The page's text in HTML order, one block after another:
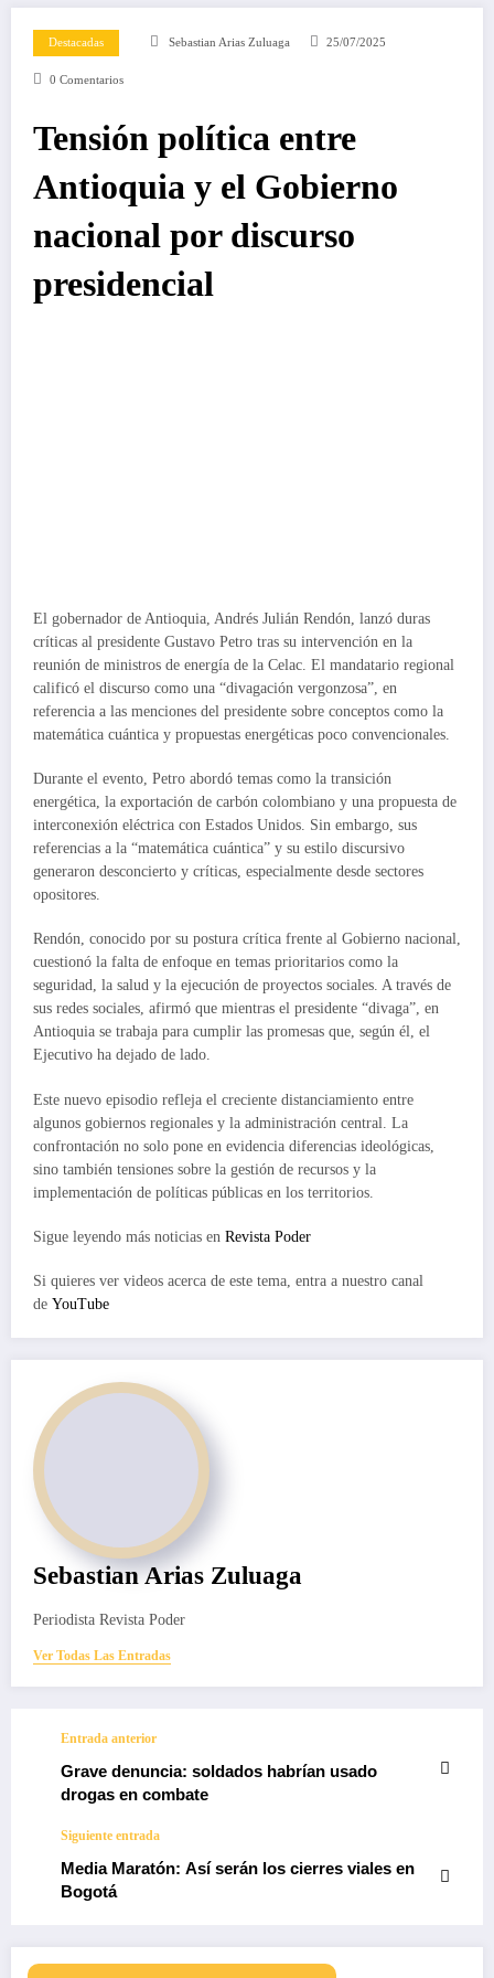
Destacadas Sebastian Arias Zuluaga 25/07/2025
0 Comentarios
Tensión política entre
Antioquia y el Gobierno
nacional por discurso
presidencial
El gobernador de Antioquia, Andrés Julián Rendón, lanzó duras
críticas al presidente Gustavo Petro tras su intervención en la
reunión de ministros de energía de la Celac. El mandatario regional
calificó el discurso como una “divagación vergonzosa”, en
referencia a las menciones del presidente sobre conceptos como la
matemática cuántica y propuestas energéticas poco convencionales.
Durante el evento, Petro abordó temas como la transición
energética, la exportación de carbón colombiano y una propuesta de
interconexión eléctrica con Estados Unidos. Sin embargo, sus
referencias a la “matemática cuántica” y su estilo discursivo
generaron desconcierto y críticas, especialmente desde sectores
opositores.
Rendón, conocido por su postura crítica frente al Gobierno nacional,
cuestionó la falta de enfoque en temas prioritarios como la
seguridad, la salud y la ejecución de proyectos sociales. A través de
sus redes sociales, afirmó que mientras el presidente “divaga”, en
Antioquia se trabaja para cumplir las promesas que, según él, el
Ejecutivo ha dejado de lado.
Este nuevo episodio refleja el creciente distanciamiento entre
algunos gobiernos regionales y la administración central. La
confrontación no solo pone en evidencia diferencias ideológicas,
sino también tensiones sobre la gestión de recursos y la
implementación de políticas públicas en los territorios.
Sigue leyendo más noticias en Revista Poder
Si quieres ver videos acerca de este tema, entra a nuestro canal
de YouTube
Sebastian Arias Zuluaga
Periodista Revista Poder
Ver Todas Las Entradas
Entrada anterior
Grave denuncia: soldados habrían usado
drogas en combate
Siguiente entrada
Media Maratón: Así serán los cierres viales en
Bogotá